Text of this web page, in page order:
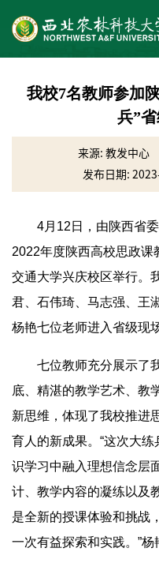
我校7名教师参加
兵”
来源: 教发中心
发布日期:
4月12日，由陕西省
2022年度陕西高校思政课
交通大学兴庆校区举行。
君、石伟琦、马志强、王
杨艳七位老师进入省级现
七位教师充分展示了
底、精湛的教学艺术、教
新思维，体现了我校推进
育人的新成果。“这次大练
识学习中融入理想信念层
计、教学内容的凝练以及
是全新的授课体验和挑战
一次有益探索和实践。”杨